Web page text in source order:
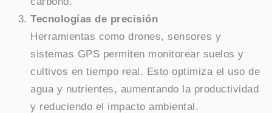
Tecnologías de precisión
Herramientas como drones, sensores y
sistemas GPS permiten monitorear suelos y
cultivos en tiempo real. Esto optimiza el uso de
agua y nutrientes, aumentando la productividad
y reduciendo el impacto ambiental.